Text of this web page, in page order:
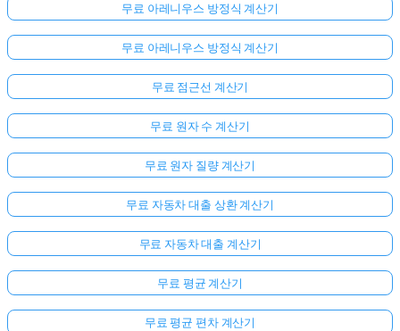
무료 아레니우스 방정식 계산기
무료 아레니우스 방정식 계산기
무료 점근선 계산기
무료 원자 수 계산기
무료 원자 질량 계산기
무료 자동차 대출 상환 계산기
무료 자동차 대출 계산기
무료 평균 계산기
무료 평균 편차 계산기